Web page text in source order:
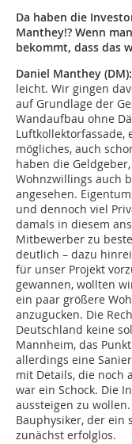
Da haben die
Manthey!? Wenn
bekommt, dass das
Daniel Manthey (DM):
leicht. Wir gingen
auf Grundlage der
Wandaufbau ohne
Luftkollektorfassade,
mögliches, auch
haben die
Wohnzwillings auch
angesehen.
und dennoch viel
damals in diesem
Mitbewerber zu
deutlich – dazu
für unser Projekt
gewannen, wollten
ein paar größere
anzugucken. Die
Deutschland keine
Mannheim, das
allerdings eine
mit Details, die noch
war ein Schock. Die
aussteigen zu
Bauphysiker, der ein
zunächst erfolglos.